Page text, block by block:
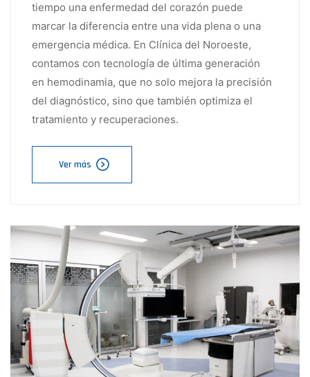
tiempo una enfermedad del corazón puede
marcar la diferencia entre una vida plena o una
emergencia médica. En Clínica del Noroeste,
contamos con tecnología de última generación
en hemodinamia, que no solo mejora la precisión
del diagnóstico, sino que también optimiza el
tratamiento y recuperaciones.
Ver más